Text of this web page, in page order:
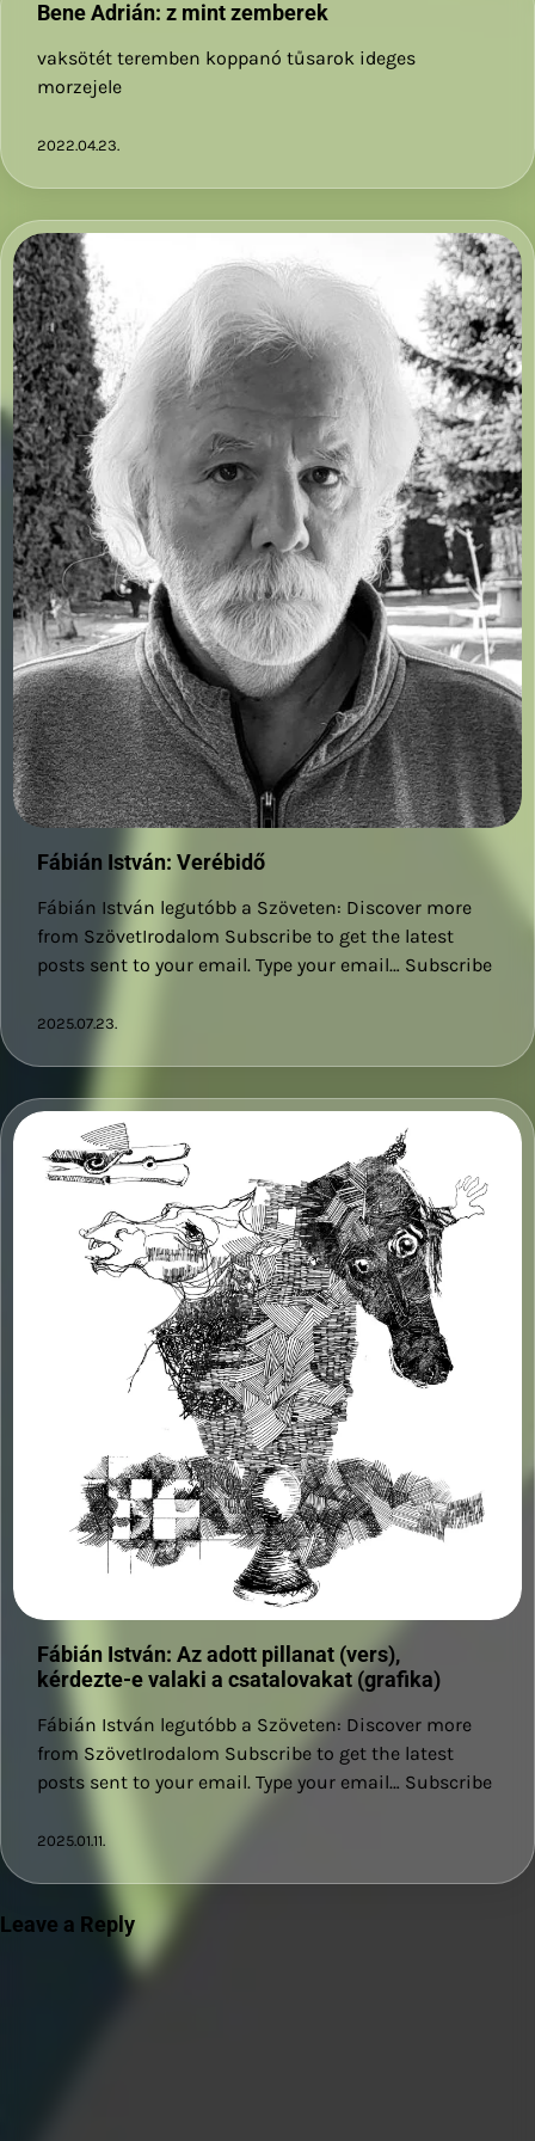
Bene Adrián: z mint zemberek
vaksötét teremben koppanó tűsarok ideges
morzejele
2022.04.23.
Fábián István: Verébidő
Fábián István legutóbb a Szöveten: Discover more
from SzövetIrodalom Subscribe to get the latest
posts sent to your email. Type your email… Subscribe
2025.07.23.
Fábián István: Az adott pillanat (vers),
kérdezte-e valaki a csatalovakat (grafika)
Fábián István legutóbb a Szöveten: Discover more
from SzövetIrodalom Subscribe to get the latest
posts sent to your email. Type your email… Subscribe
2025.01.11.
Leave a Reply